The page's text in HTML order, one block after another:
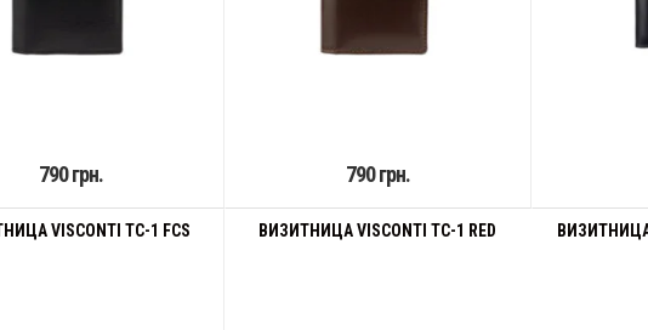
790 грн. 790 грн.
VISCONTI TC-1 FCS ВИЗИТНИЦА VISCONTI TC-1 RED ВИЗИТНИЦА